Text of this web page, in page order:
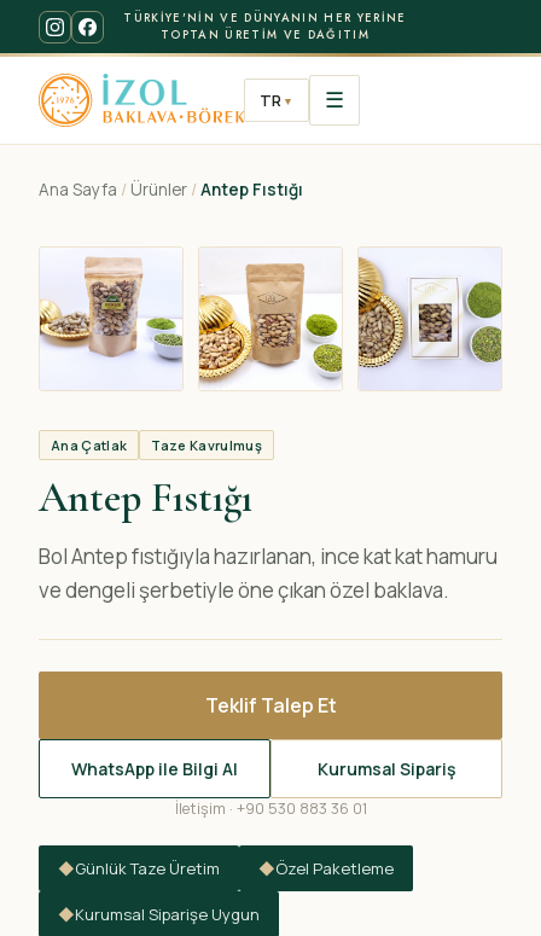
TÜRKIYE'NIN VE DÜNYANIN HER YERINE
TOPTAN ÜRETIM VE DAĞITIM
TR ▼ ☰
Ana Sayfa / Ürünler /Antep Fıstığı
Ana Çatlak Taze Kavrulmuş
Antep Fıstığı
Bol Antep fıstığıyla hazırlanan, ince kat kat hamuru
ve dengeli şerbetiyle öne çıkan özel baklava.
Teklif Talep Et
WhatsApp ile Bilgi Al Kurumsal Sipariş
İletişim · +90 530 883 36 01
◆Günlük Taze Üretim ◆Özel Paketleme
◆Kurumsal Siparişe Uygun